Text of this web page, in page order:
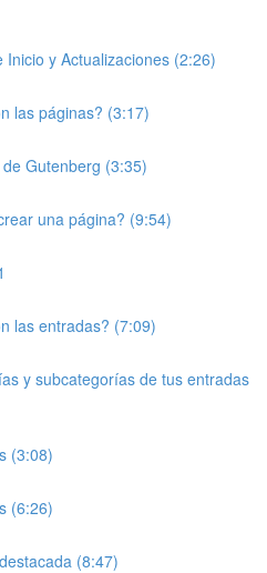
Inicio y Actualizaciones (2:26)
las páginas? (3:17)
Gutenberg (3:35)
una página? (9:54)
las entradas? (7:09)
y subcategorías de tus entradas
(3:08)
(6:26)
(8:47)